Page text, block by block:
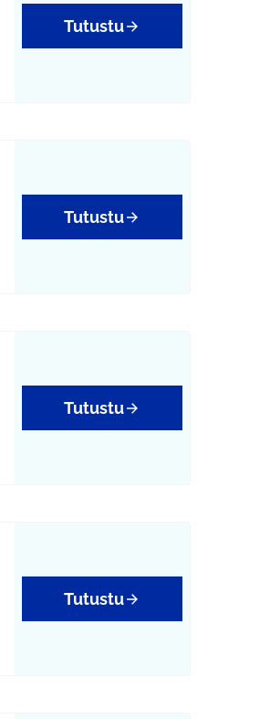
Tutustu
Tutustu
Tutustu
Tutustu